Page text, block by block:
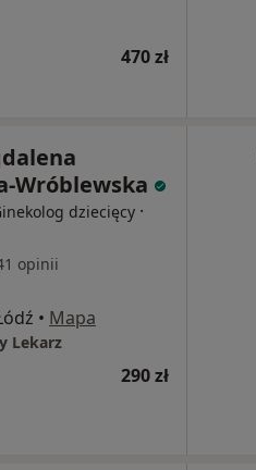
470 zł
Wróblewska
dziecięcy ·
opinii
• Mapa
Lekarz
290 zł